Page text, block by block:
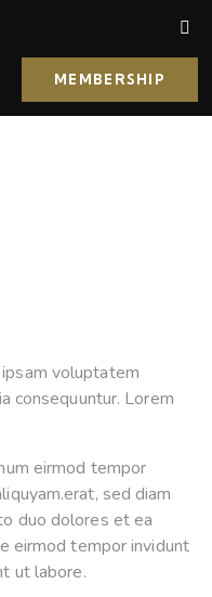
MEMBERSHIP
voluptatem
consequuntur. Lorem
eirmod tempor
sed diam
duo dolores et ea
eirmod tempor invidunt
ut labore.